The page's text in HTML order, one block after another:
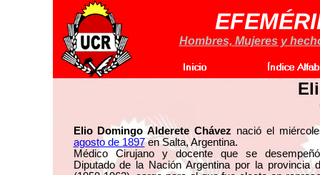
Hombres, Mujeres y
Elio Domingo Alderete Chávez nació el
agosto de 1897en Salta, Argentina.
Médico Cirujano y docente que se
Diputado de la Nación Argentina por la provincia